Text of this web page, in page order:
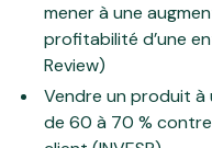
mener à une
profitabilité d’une
Review)
Vendre un produit à
de 60 à 70 %